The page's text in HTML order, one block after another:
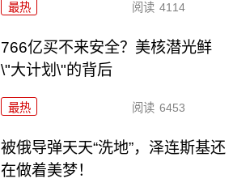
最热 阅读 4114
766亿买不来安全？美核潜光鲜
\"大计划\"的背后
最热 阅读 6453
被俄导弹天天“洗地”，泽连斯基还
在做着美梦！